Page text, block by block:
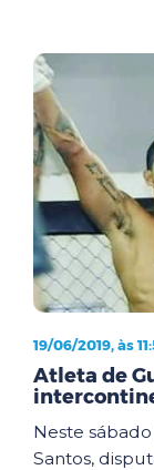
19/06/2019, às
Atleta de
Neste
Santos,